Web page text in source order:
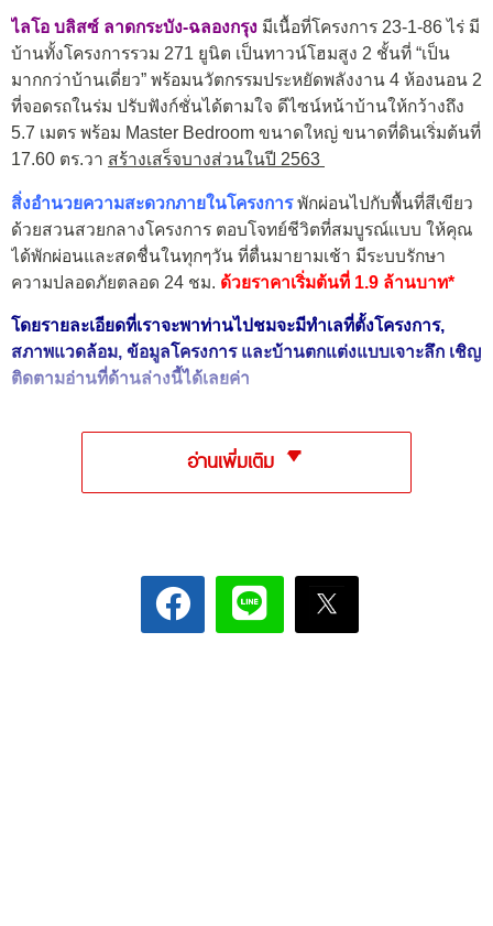
ไลโอ บลิสซ์ ลาดกระบัง-ฉลองกรุง มีเนื้อที่โครงการ 23-1-86 ไร่ มี
บ้านทั้งโครงการรวม 271 ยูนิต เป็นทาวน์โฮมสูง 2 ชั้นที่ “เป็น
มากกว่าบ้านเดี่ยว” พร้อมนวัตกรรมประหยัดพลังงาน 4 ห้องนอน 2
ที่จอดรถในร่ม ปรับฟังก์ชั่นได้ตามใจ ดีไซน์หน้าบ้านให้กว้างถึง
5.7 เมตร พร้อม Master Bedroom ขนาดใหญ่ ขนาดที่ดินเริ่มต้นที่
17.60 ตร.วา สร้างเสร็จบางส่วนในปี 2563
สิ่งอำนวยความสะดวกภายในโครงการพักผ่อนไปกับพื้นที่สีเขียว
ด้วยสวนสวยกลางโครงการ ตอบโจทย์ชีวิตที่สมบูรณ์แบบ ให้คุณ
ได้พักผ่อนและสดชื่นในทุกๆวัน ที่ตื่นมายามเช้า มีระบบรักษา
ความปลอดภัยตลอด 24 ชม. ด้วยราคาเริ่มต้นที่ 1.9 ล้านบาท*
โดยรายละเอียดที่เราจะพาท่านไปชมจะมีทำเลที่ตั้งโครงการ,
สภาพแวดล้อม, ข้อมูลโครงการ และบ้านตกแต่งแบบเจาะลึก เชิญ
ติดตามอ่านที่ด้านล่างนี้ได้เลยค่า
อ่านเพิ่มเติม